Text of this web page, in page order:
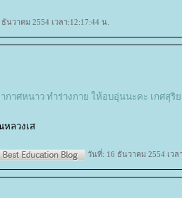
นวาคม 2554 เวลา:12:17:44 น.
ลวงเส
วันที่: 16 ธันวาคม 2554 เวล